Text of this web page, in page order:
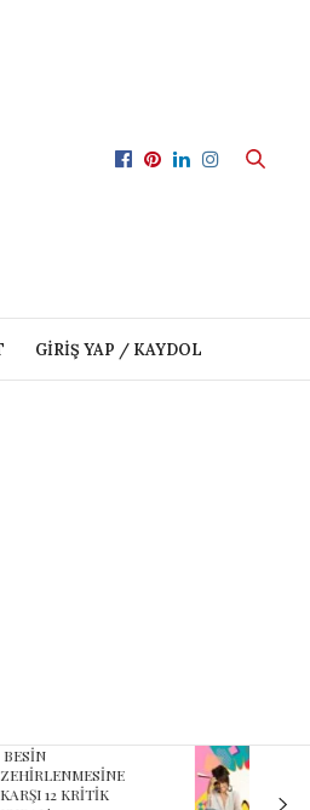
GIRIŞ YAP / KAYDOL
davet eden yeni
podcast serisi: Ayşegül